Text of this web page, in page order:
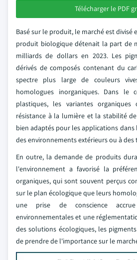
Télécharger le PDF
Basé sur le produit, le marché est divisé
produit biologique détenait la part de
milliards de dollars en 2023. Les
dérivés de composés contenant du
spectre plus large de couleurs
homologues inorganiques. Dans le
plastiques, les variantes
résistance à la lumière et la stabilité
bien adaptés pour les applications dans
des environnements extérieurs ou à des
En outre, la demande de produits
l'environnement a favorisé la
organiques, qui sont souvent perçus
sur le plan écologique que leurs
une prise de conscience
environnementales et une
des solutions écologiques, les
de prendre de l'importance sur le